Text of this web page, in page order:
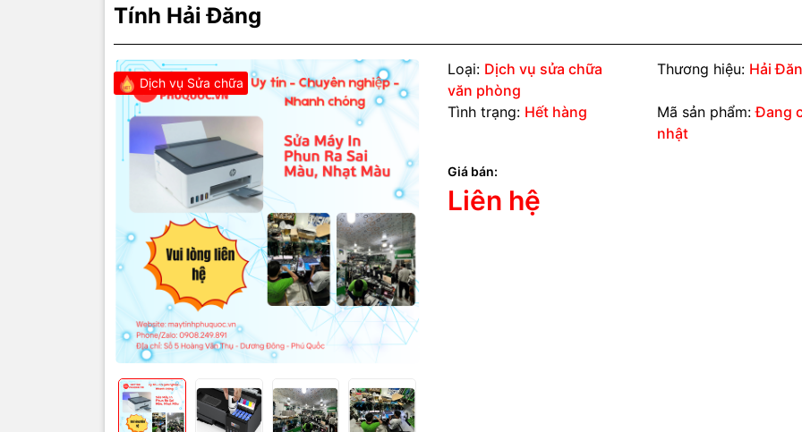
Tính Hải Đăng
Dịch vụ Sửa chữa
Loại: Dịch vụ sửa chữa
văn phòng
Thương hiệu: Hải
Tình trạng: Hết hàng Mã sản phẩm: Đang
nhật
Giá bán:
Liên hệ
Thông số kỹ thuật
🎨🖨️ Máy In Phun Ra Sai Màu, Nhạt Màu –
Nguyên Nhân & Khắc Phục Tại Phú Quốc
Giới thiệu tình trạng
Máy in phun màu in ra
trên màn hình
sắc gặp vấn đề.